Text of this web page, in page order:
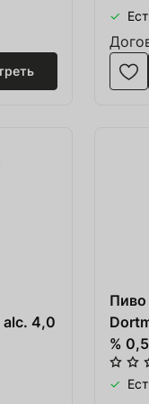
alc. 4,0
Пиво
%
Перейти в корзину